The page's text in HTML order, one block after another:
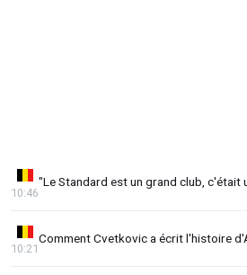
"Le Standard est un grand club, c'était
10:46
Comment Cvetkovic a écrit l'histoire
10:21